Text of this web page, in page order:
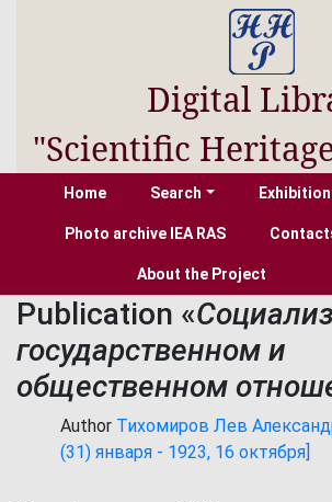
Digital
"Scientific
Home Search
Photo archive IEA RAS
About the Project
Publication «
государственном и
общественном
Author Тихомиров Лев
(31) января - 1923, 16 октября]